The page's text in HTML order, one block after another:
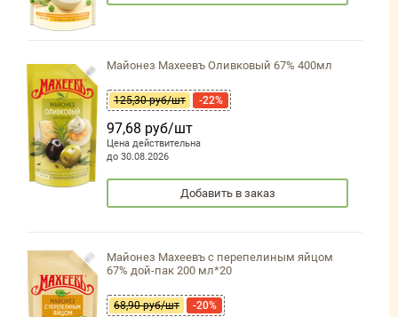
Майонез Махеевъ Оливковый 67% 400мл
125,30 руб/шт -22%
97,68 руб/шт
Цена действительна
до 30.08.2026
Добавить в заказ
Майонез Махеевъ с перепелиным яйцом
67% дой-пак 200 мл*20
68,90 руб/шт -20%